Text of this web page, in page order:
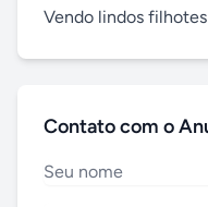
Vendo lindos
Contato com o